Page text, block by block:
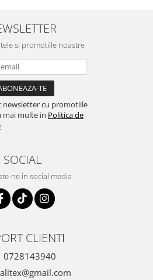
si promotiile noastre
newsletter cu promotiile
mai multe in Politica de
SOCIAL
ne in social media
CLIENTI
0728143940